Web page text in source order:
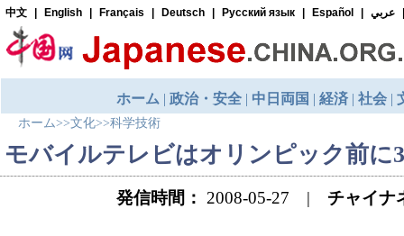
ホーム>>文化>>科学技術
モバイルテレビはオリンピック前に
発信時間： 2008-05-27 | チャイナ